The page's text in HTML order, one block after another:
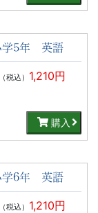
学5年 英語
税込） 1,210円
購入
学6年 英語
税込） 1,210円